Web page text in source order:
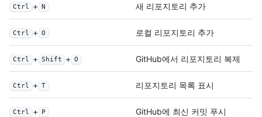
Ctrl + N 새 리포지토리 추가
Ctrl + O 로컬 리포지토리 추가
Ctrl + Shift + O GitHub에서 리포지토리 복제
Ctrl + T 리포지토리 목록 표시
Ctrl + P GitHub에 최신 커밋 푸시